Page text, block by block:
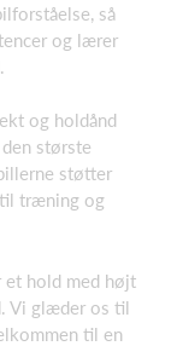
så
og lærer
og holdånd
største
støtter
til træning og
et hold med højt
Vi glæder os til
til en